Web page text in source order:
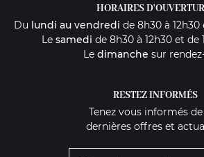
HORAIRES
Du lundi au vendredi de 8h30 à 12h30
Lesamedi de 8h30 à 12h30 et de
Le dimanche sur
RESTEZ INFORMÉS
Tenez vous informés
dernières offres et